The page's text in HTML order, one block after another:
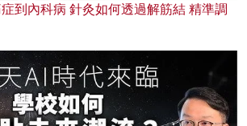
到內科病 針灸如何透過解筋結 精準調